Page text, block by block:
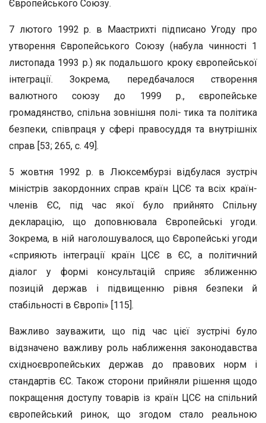
Європейського Союзу.
7 лютого 1992 р. в Маастрихті підписано Угоду про
утворення Європейського Союзу (набула чинності 1
листопада 1993 р.) як подальшого кроку європейської
інтеграції. Зокрема, передбачалося створення
валютного союзу до 1999 р., європейське
громадянство, спільна зовнішня полі- тика та політика
безпеки, співпраця у сфері правосуддя та внутрішніх
справ [53; 265, с. 49].
5 жовтня 1992 р. в Люксембурзі відбулася зустріч
міністрів закордонних справ країн ЦСЄ та всіх країн-
членів ЄС, під час якої було прийнято Спільну
декларацію, що доповнювала Європейські угоди.
Зокрема, в ній наголошувалося, що Європейські угоди
«сприяють інтеграції країн ЦСЄ в ЄС, а політичний
діалог у формі консультацій сприяє зближенню
позицій держав і підвищенню рівня безпеки й
стабільності в Європі» [115].
Важливо зауважити, що під час цієї зустрічі було
відзначено важливу роль наближення законодавства
східноєвропейських держав до правових норм і
стандартів ЄС. Також сторони прийняли рішення щодо
покращення доступу товарів із країн ЦСЄ на спільний
європейський ринок, що згодом стало реальною